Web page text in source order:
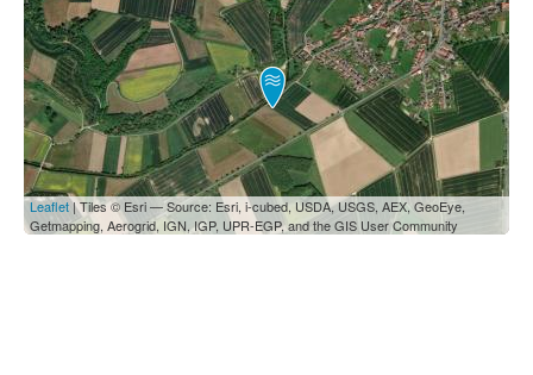
Leaflet| Tiles © Esri — Source: Esri, i-cubed, USDA, USGS, AEX, GeoEye,
Getmapping, Aerogrid, IGN, IGP, UPR-EGP, and the GIS User Community